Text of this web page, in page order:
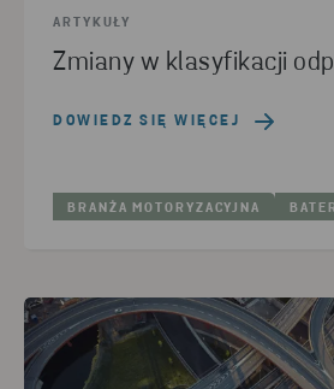
ARTYKUŁY
Zmiany w klasyfikacji
DOWIEDZ SIĘ WIĘCEJ
BRANŻA MOTORYZACYJNA